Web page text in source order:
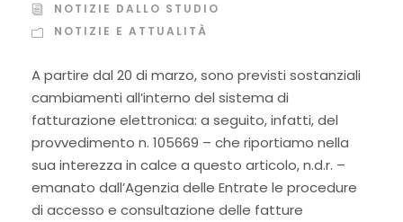
NOTIZIE DALLO STUDIO
NOTIZIE E ATTUALITÀ
A partire dal 20 di marzo, sono previsti sostanziali
cambiamenti all’interno del sistema di
fatturazione elettronica: a seguito, infatti, del
provvedimento n. 105669 – che riportiamo nella
sua interezza in calce a questo articolo, n.d.r. –
emanato dall’Agenzia delle Entrate le procedure
di accesso e consultazione delle fatture